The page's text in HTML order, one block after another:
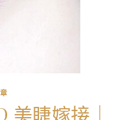
美睫嫁接｜